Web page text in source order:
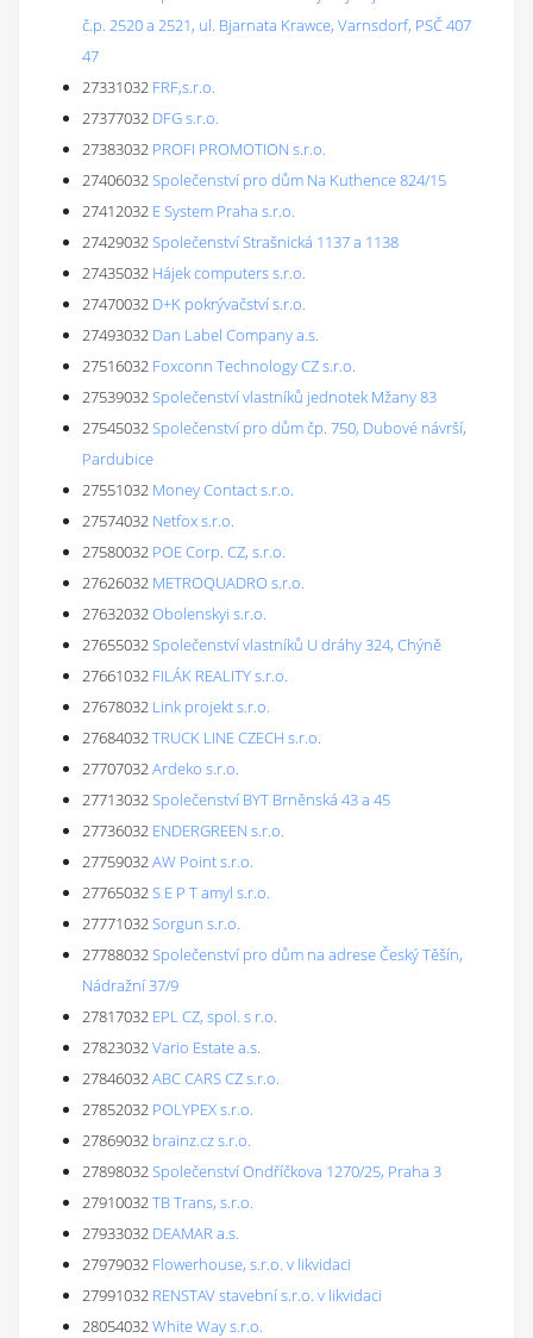
č.p. 2520 a 2521, ul. Bjarnata Krawce, Varnsdorf, PSČ 407
47
27331032 FRF,s.r.o.
27377032 DFG s.r.o.
27383032 PROFI PROMOTION s.r.o.
27406032Společenství pro dům Na Kuthence 824/15
27412032 E System Praha s.r.o.
27429032Společenství Strašnická 1137 a 1138
27435032 Hájek computers s.r.o.
27470032 D+K pokrývačství s.r.o.
27493032 Dan Label Company a.s.
27516032 Foxconn Technology CZ s.r.o.
27539032Společenství vlastníků jednotek Mžany 83
27545032Společenství pro dům čp. 750, Dubové návrší,
Pardubice
27551032 Money Contact s.r.o.
27574032 Netfox s.r.o.
27580032 POE Corp. CZ, s.r.o.
27626032 METROQUADRO s.r.o.
27632032Obolenskyi s.r.o.
27655032Společenství vlastníků U dráhy 324, Chýně
27661032 FILÁK REALITY s.r.o.
27678032 Link projekt s.r.o.
27684032TRUCK LINE CZECH s.r.o.
27707032Ardeko s.r.o.
27713032Společenství BYT Brněnská 43 a 45
27736032 ENDERGREEN s.r.o.
27759032AW Point s.r.o.
27765032S E P T amyl s.r.o.
27771032Sorgun s.r.o.
27788032Společenství pro dům na adrese Český Těšín,
Nádražní 37/9
27817032 EPL CZ, spol. s r.o.
27823032Vario Estate a.s.
27846032ABC CARS CZ s.r.o.
27852032 POLYPEX s.r.o.
27869032 brainz.cz s.r.o.
27898032Společenství Ondříčkova 1270/25, Praha 3
27910032TB Trans, s.r.o.
27933032 DEAMAR a.s.
27979032 Flowerhouse, s.r.o. v likvidaci
27991032 RENSTAV stavební s.r.o. v likvidaci
28054032White Way s.r.o.